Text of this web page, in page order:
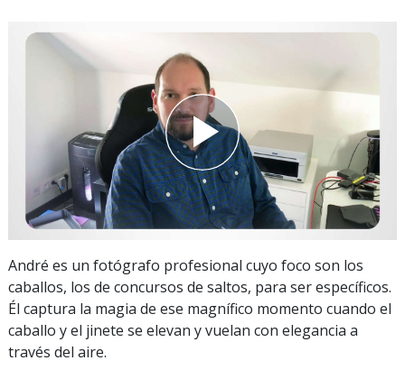
André es un fotógrafo profesional cuyo foco son los
caballos, los de concursos de saltos, para ser específicos.
Él captura la magia de ese magnífico momento cuando el
caballo y el jinete se elevan y vuelan con elegancia a
través del aire.